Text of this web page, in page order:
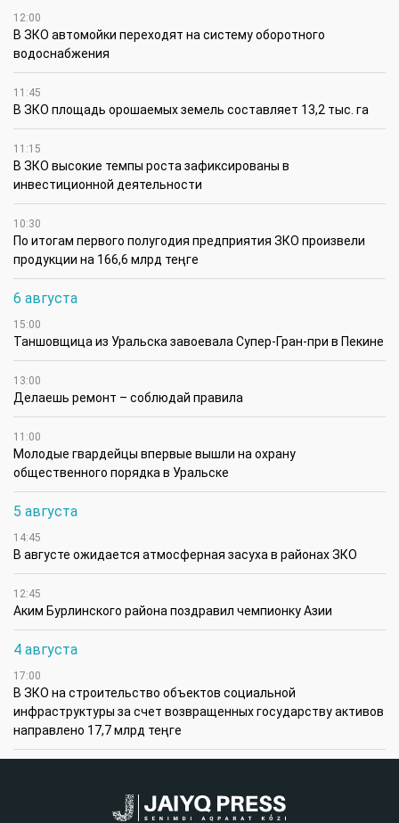
12:00
В ЗКО автомойки переходят на систему оборотного
водоснабжения
11:45
В ЗКО площадь орошаемых земель составляет 13,2 тыс. га
11:15
В ЗКО высокие темпы роста зафиксированы в
инвестиционной деятельности
10:30
По итогам первого полугодия предприятия ЗКО произвели
продукции на 166,6 млрд теңге
6 августа
15:00
Таншовщица из Уральска завоевала Супер-Гран-при в Пекине
13:00
Делаешь ремонт – соблюдай правила
11:00
Молодые гвардейцы впервые вышли на охрану
общественного порядка в Уральске
5 августа
14:45
В августе ожидается атмосферная засуха в районах ЗКО
12:45
Аким Бурлинского района поздравил чемпионку Азии
4 августа
17:00
В ЗКО на строительство объектов социальной
инфраструктуры за счет возвращенных государству активов
направлено 17,7 млрд теңге